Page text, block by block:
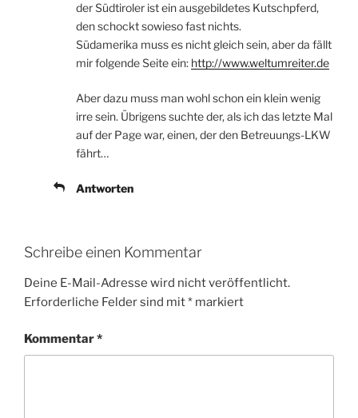
der Südtiroler ist ein ausgebildetes Kutschpferd,
den schockt sowieso fast nichts.
Südamerika muss es nicht gleich sein, aber da fällt
mir folgende Seite ein: http://www.weltumreiter.de
Aber dazu muss man wohl schon ein klein wenig
irre sein. Übrigens suchte der, als ich das letzte Mal
auf der Page war, einen, der den Betreuungs-LKW
fährt…
Antworten
Schreibe einen Kommentar
Deine E-Mail-Adresse wird nicht veröffentlicht.
Erforderliche Felder sind mit* markiert
Kommentar*